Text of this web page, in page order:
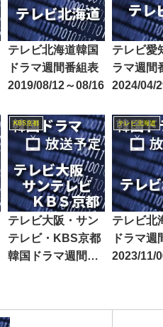
テレビ北海道韓国
ドラマ週間番組表
2019/08/12～08/16
テレビ愛
ラマ週間
2024/04/
KBS京都
テレビ大阪・サン
テレビ・KBS京都
韓国ドラマ週間番
テレビ北海道
テレビ北
ドラマ週
2023/11/